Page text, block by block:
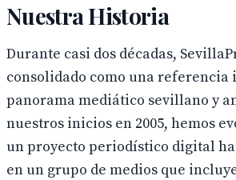
Nuestra Historia
Durante casi dos décadas,
consolidado como una
panorama mediático sevillano y
nuestros inicios en 2005, hemos
un proyecto periodístico digital
en un grupo de medios que